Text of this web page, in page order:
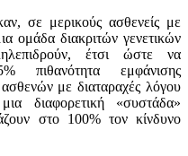
σε μερικούς ασθενείς με
ομάδα διακριτών γενετικών
έτσι ώστε να
πιθανότητα εμφάνισης
με διαταραχές λόγου
διαφορετική «συστάδα»
στο 100% τον κίνδυνο